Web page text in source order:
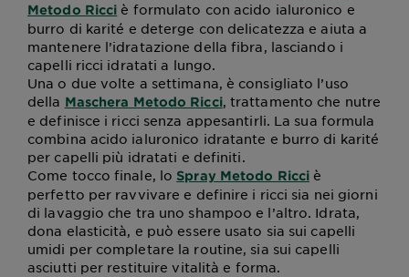
Metodo Ricci è formulato con acido ialuronico e
burro di karité e deterge con delicatezza e aiuta a
mantenere l’idratazione della fibra, lasciando i
capelli ricci idratati a lungo.
Una o due volte a settimana, è consigliato l’uso
della Maschera Metodo Ricci, trattamento che nutre
e definisce i ricci senza appesantirli. La sua formula
combina acido ialuronico idratante e burro di karité
per capelli più idratati e definiti.
Come tocco finale, lo Spray Metodo Ricci è
perfetto per ravvivare e definire i ricci sia nei giorni
di lavaggio che tra uno shampoo e l’altro. Idrata,
dona elasticità, e può essere usato sia sui capelli
umidi per completare la routine, sia sui capelli
asciutti per restituire vitalità e forma.